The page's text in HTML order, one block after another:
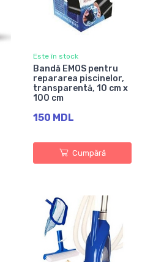
Este în stock
Bandă EMOS pentru
repararea piscinelor,
transparentă, 10 cm x
100 cm
150 MDL
Cumpără